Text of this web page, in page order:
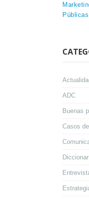
Públicas
ADC
Buenas
Casos